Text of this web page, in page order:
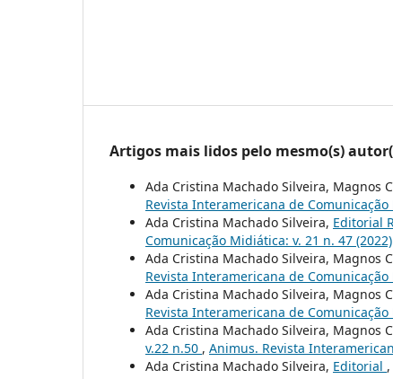
Artigos mais lidos pelo mesmo(s)
Ada Cristina Machado Silveira, Magnos
Revista Interamericana de
Ada Cristina Machado Silveira, Editorial
Comunicação Midiática: v. 21 n. 47 (2022)
Ada Cristina Machado Silveira, Magnos
Revista Interamericana de
Ada Cristina Machado Silveira, Magnos
Revista Interamericana de
Ada Cristina Machado Silveira, Magnos
v.22 n.50 , Animus. Revista
Ada Cristina Machado Silveira, Editorial ,